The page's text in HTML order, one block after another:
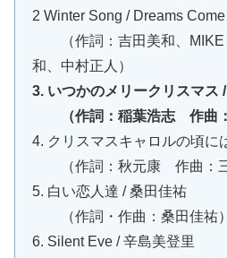
2 Winter Song / Dreams
（作詞：吉田美和、MIKE
和、中村正人）
3. いつかのメリークリスマス /
（作詞：稲葉浩志 作曲：
4. クリスマスキャロルの頃に
（作詞：秋元康 作曲：三
5. 白い恋人達 / 桑田佳祐
（作詞・作曲：桑田佳祐）
6. Silent Eve / 辛島美登里